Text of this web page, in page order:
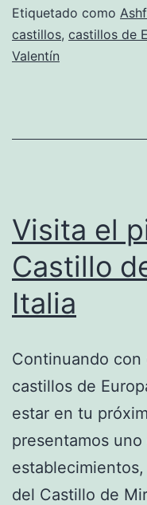
Etiquetado como
castillos, castillos de
Valentín
Visita el
Castillo
Italia
Continuando
castillos de
estar en tu
presentamos
del Castillo de